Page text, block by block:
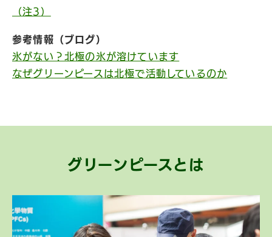
（注3）
参考情報（ブログ）
氷がない？北極の氷が溶けています
なぜグリーンピースは北極で活動しているのか
グリーンピースとは